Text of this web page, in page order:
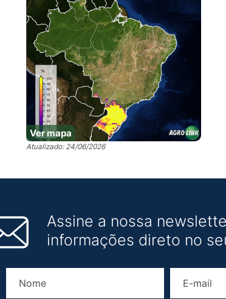
Ver mapa
Atualizado: 24/06/2026
Assine a nossa
informações direto no